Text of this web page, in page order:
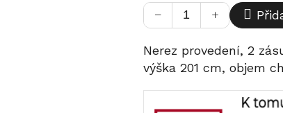
cena:
+
−
Nerez provedení, 2
výška 201 cm, objem